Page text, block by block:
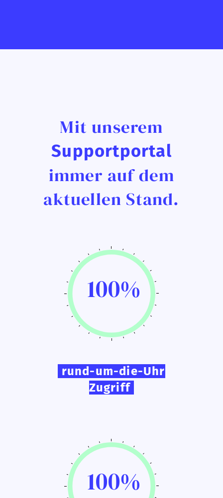
Mit unserem
Supportportal
immer auf dem
aktuellen Stand.
100%
rund-um-die-Uhr
Zugriff
100%